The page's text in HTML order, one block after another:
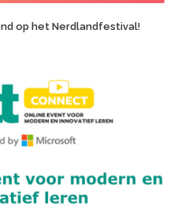
op het Nerdlandfestival!